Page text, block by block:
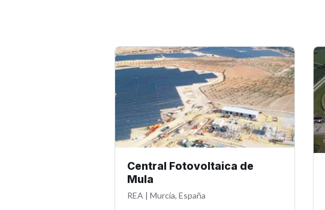
Central Fotovoltaica de
Mula
REA | Murcia, España